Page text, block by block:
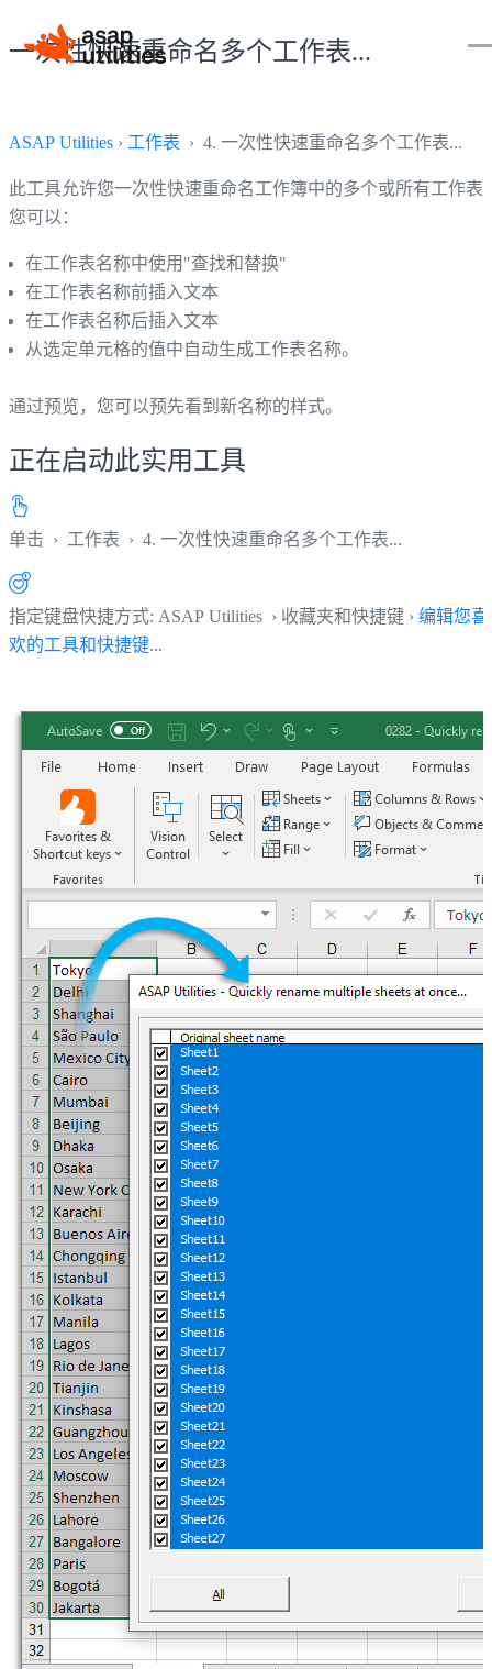
一次性快速重命名多个工作表...
ASAP Utilities › 工作表 › 4. 一次性快速重命名多个工作表...
此工具允许您一次性快速重命名工作簿中的多个或所有工作表
您可以：
在工作表名称中使用"查找和替换"
在工作表名称前插入文本
在工作表名称后插入文本
从选定单元格的值中自动生成工作表名称。
通过预览，您可以预先看到新名称的样式。
正在启动此实用工具
单击 › 工作表 › 4. 一次性快速重命名多个工作表...
指定键盘快捷方式: ASAP Utilities › 收藏夹和快捷键 › 编辑您喜
欢的工具和快捷键...